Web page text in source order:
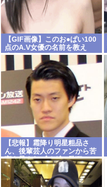
【GIF画像】このお●ぱい100
点のA.V女優の名前を教え
ろ！
【悲報】霜降り明星粗品さ
ん、後輩芸人のファンから苦
言を呈されブチギレ発狂…